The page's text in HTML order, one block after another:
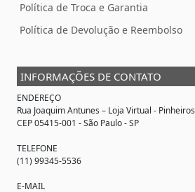
Política de Troca e Garantia
Política de Devolução e Reembolso
INFORMAÇÕES DE CONTATO
ENDEREÇO
Rua Joaquim Antunes – Loja Virtual - Pinheiros
CEP 05415-001 - São Paulo - SP
TELEFONE
(11) 99345-5536
E-MAIL